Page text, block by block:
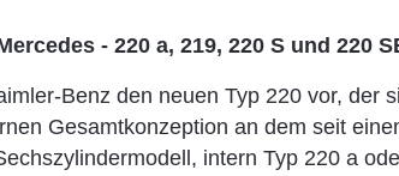
- 220 a, 219, 220 S und 220
Benz den neuen Typ 220 vor, der
Gesamtkonzeption an dem seit
intern Typ 220 a